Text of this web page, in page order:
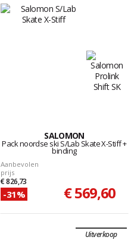
SALOMON
Pack noordse ski S/Lab Skate X-Stiff +
binding
Aanbevolen
prijs
€ 826,73
-31% € 569,60
Uitverkoop